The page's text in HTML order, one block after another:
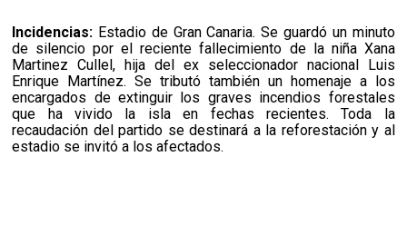
Incidencias: Estadio de Gran Canaria. Se guardó un minuto
de silencio por el reciente fallecimiento de la niña Xana
Martinez Cullel, hija del ex seleccionador nacional Luis
Enrique Martínez. Se tributó también un homenaje a los
encargados de extinguir los graves incendios forestales
que ha vivido la isla en fechas recientes. Toda la
recaudación del partido se destinará a la reforestación y al
estadio se invitó a los afectados.